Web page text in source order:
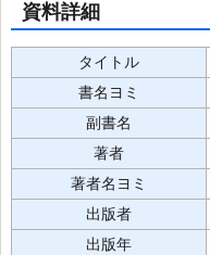
資料詳細
タイトル
書名ヨミ
副書名
著者
著者名ヨミ
出版者
出版年